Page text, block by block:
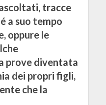
tracce
a suo tempo
oppure le
prove diventata
dei propri figli,
che la